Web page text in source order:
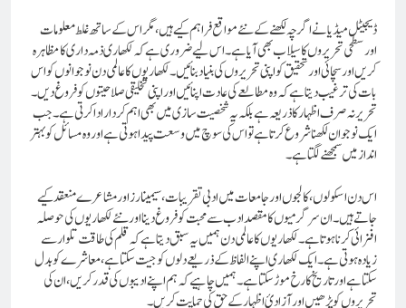
ڈیجیٹل میڈیا نے اگرچہ لکھنے کے نئے مواقع فراہم کیے ہیں، مگر اس کے ساتھ غلط معلومات
اور سطحی تحریروں کا سیلاب بھی آیا ہے۔ اس لیے ضروری ہے کہ لکھاری ذمہ داری کا مظاہرہ
کریں اور سچائی اور تحقیق کو اپنی تحریروں کی بنیاد بنائیں۔لکھاریوں کا عالمی دن نوجوانوں کو اس
بات کی ترغیب دیتا ہے کہ وہ مطالعے کی عادت اپنائیں اور اپنی تخلیقی صلاحیتوں کو فروغ دیں۔
تحریر نہ صرف اظہار کا ذریعہ ہے بلکہ یہ شخصیت سازی میں بھی اہم کردار ادا کرتی ہے۔ جب
ایک نوجوان لکھنا شروع کرتا ہے تو اس کی سوچ میں وسعت پیدا ہوتی ہے اور وہ مسائل کو بہتر
انداز میں سمجھنے لگتا ہے۔
اس دن اسکولوں، کالجوں اور جامعات میں ادبی تقریبات، سیمینارز اور مشاعرے منعقد کیے
جاتے ہیں۔ ان سرگرمیوں کا مقصد ادب سے محبت کو فروغ دینا اور نئے لکھاریوں کی حوصلہ
افزائی کرنا ہوتا ہے۔لکھاریوں کا عالمی دن ہمیں یہ سبق دیتا ہے کہ قلم کی طاقت تلوار سے
زیادہ ہوتی ہے۔ ایک لکھاری اپنے الفاظ کے ذریعے دلوں کو جیت سکتا ہے، معاشرے کو بدل
سکتا ہے اور تاریخ کا رخ موڑ سکتا ہے۔ ہمیں چاہیے کہ ہم اپنے ادیبوں کی قدر کریں، ان کی
تحریروں کو پڑھیں اور آزادیٔ اظہار کے حق کی حمایت کریں۔